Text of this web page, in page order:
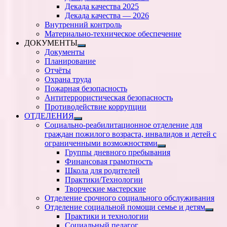
подменю
Декада качества 2025
Декада качества — 2026
Внутренний контроль
Материально-техническое обеспечение
ДОКУМЕНТЫ
Показать
подменю
Документы
Планирование
Отчёты
Охрана труда
Пожарная безопасность
Антитеррористическая безопасность
Противодействие коррупции
ОТДЕЛЕНИЯ
Показать
подменю
Социально-реабилитационное отделение для
граждан пожилого возраста, инвалидов и детей с
ограниченными возможностями
Показать
подменю
Группы дневного пребывания
Финансовая грамотность
Школа для родителей
Практики/Технологии
Творческие мастерские
Отделение срочного социального обслуживания
Отделение социальной помощи семье и детям
Практики и технологии
Социальный педагог